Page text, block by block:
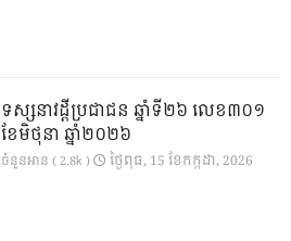
ទស្សនាវដ្ដីប្រជាជន ឆ្នាំទី២៦ លេខ៣០១
ខែមិថុនា ឆ្នាំ២០២៦
ចំនួនអាន ( 2.8k ) ថ្ងៃ​ពុធ, 15 ខែ​កក្កដា, 2026